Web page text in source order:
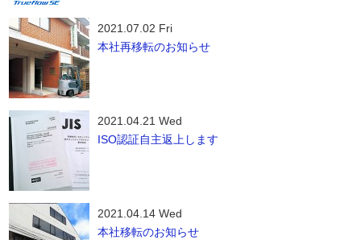
2021.07.02 Fri
本社再移転のお知らせ
2021.04.21 Wed
ISO認証自主返上します
2021.04.14 Wed
本社移転のお知らせ